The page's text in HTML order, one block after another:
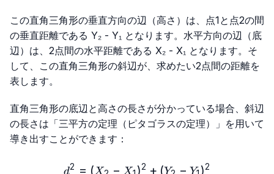
この直角三角形の垂直方向の辺（高さ）は、点1と点2の間
の垂直距離である Y₂ - Y₁ となります。水平方向の辺（底
辺）は、2点間の水平距離である X₂ - X₁ となります。そ
して、この直角三角形の斜辺が、求めたい2点間の距離を
表します。
直角三角形の底辺と高さの長さが分かっている場合、斜辺
の長さは「三平方の定理（ピタゴラスの定理）」を用いて
導き出すことができます：
d^2=(X₂-X₁)^2+(Y₂-Y₁)^2
d2 = (X − X )2 + (Y − Y )2